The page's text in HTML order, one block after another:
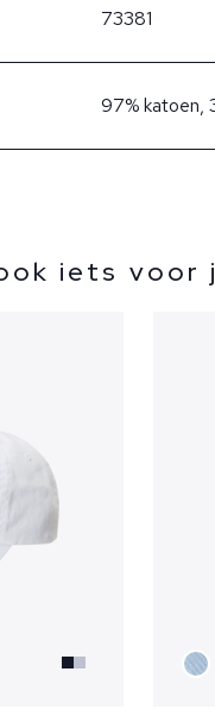
73381
97% katoen,
iets voor